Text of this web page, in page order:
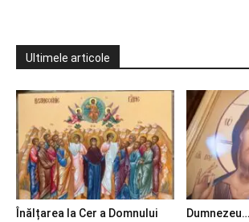
Ultimele articole
Înălțarea la Cer a Domnului
Dumnezeu…